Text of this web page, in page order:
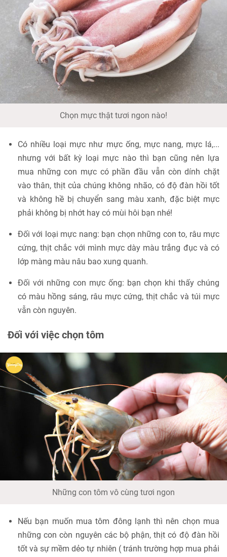
Chọn mực thật tươi ngon nào!
Có nhiều loại mực như mực ống, mực nang, mực lá,...
nhưng với bất kỳ loại mực nào thì bạn cũng nên lựa
mua những con mực có phần đầu vẫn còn dính chặt
vào thân, thịt của chúng không nhão, có độ đàn hồi tốt
và không hề bị chuyển sang màu xanh, đặc biệt mực
phải không bị nhớt hay có mùi hôi bạn nhé!
Đối với loại mực nang: bạn chọn những con to, râu mực
cứng, thịt chắc với mình mực dày màu trắng đục và có
lớp màng màu nâu bao xung quanh.
Đối với những con mực ống: bạn chọn khi thấy chúng
có màu hồng sáng, râu mực cứng, thịt chắc và túi mực
vẫn còn nguyên.
Đối với việc chọn tôm
Những con tôm vô cùng tươi ngon
Nếu bạn muốn mua tôm đông lạnh thì nên chọn mua
những con còn nguyên các bộ phận, thịt có độ đàn hồi
tốt và sự mềm dẻo tự nhiên ( tránh trường hợp mua phải